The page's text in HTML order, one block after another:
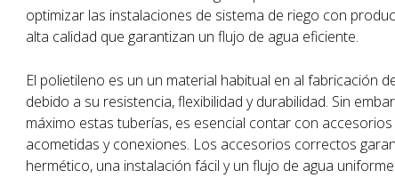
optimizar las instalaciones de sistema de riego con
alta calidad que garantizan un flujo de agua eficiente.
El polietileno es un un material habitual en al fabricación
debido a su resistencia, flexibilidad y durabilidad. Sin
máximo estas tuberías, es esencial contar con
acometidas y conexiones. Los accesorios correctos
hermético, una instalación fácil y un flujo de agua